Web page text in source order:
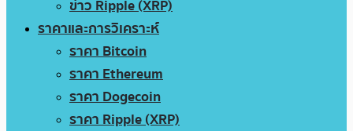
ข่าว Ripple (XRP)
ราคาและการวิเคราะห์
ราคา Bitcoin
ราคา Ethereum
ราคา Dogecoin
ราคา Ripple (XRP)